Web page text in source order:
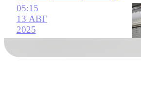
05:15
13 АВГ
2025